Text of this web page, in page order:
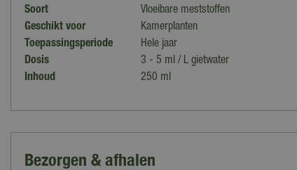
Soort
Vloeibare meststoffen
Geschikt voor
Kamerplanten
Toepassingsperiode
Hele jaar
Dosis
3 - 5 ml / L gietwater
Inhoud
250 ml
Bezorgen & afhalen